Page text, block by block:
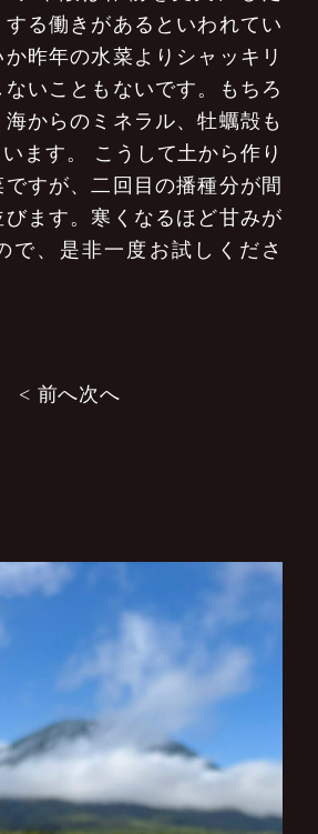
する働きがあるといわれてい
昨年の水菜よりシャッキリ
ないこともないです。もちろ
からのミネラル、牡蠣殻も
ます。
こうして土から作り
すが、二回目の播種分が間
びます。寒くなるほど甘みが
で、是非一度お試しくださ
< 前へ次へ